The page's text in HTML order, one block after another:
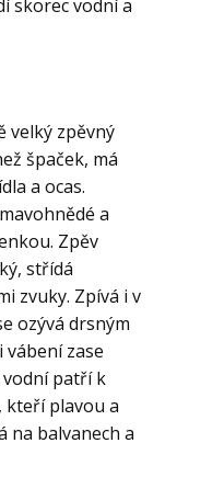
skorec vodní a
velký zpěvný
špaček, má
a ocas.
a
Zpěv
střídá
zvuky. Zpívá i v
ozývá drsným
vábení zase
vodní patří k
kteří plavou a
na balvanech a